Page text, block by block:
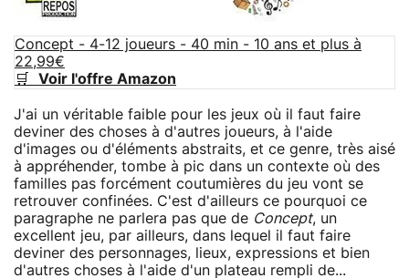
Concept - 4-12 joueurs - 40 min - 10 ans et plus à
22,99€
🛒 Voir l'offre Amazon
J'ai un véritable faible pour les jeux où il faut faire
deviner des choses à d'autres joueurs, à l'aide
d'images ou d'éléments abstraits, et ce genre, très aisé
à appréhender, tombe à pic dans un contexte où des
familles pas forcément coutumières du jeu vont se
retrouver confinées. C'est d'ailleurs ce pourquoi ce
paragraphe ne parlera pas que de Concept, un
excellent jeu, par ailleurs, dans lequel il faut faire
deviner des personnages, lieux, expressions et bien
d'autres choses à l'aide d'un plateau rempli de...